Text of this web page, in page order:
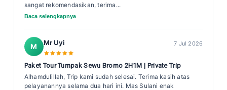
sangat rekomendasikan, terima...
Baca selengkapnya
M Mr Uyi 7 Jul 2026
Paket Tour Tumpak Sewu Bromo 2H1M | Private Trip
Alhamdulillah, Trip kami sudah selesai. Terima kasih atas
pelayanannya selama dua hari ini. Mas Sulani enak